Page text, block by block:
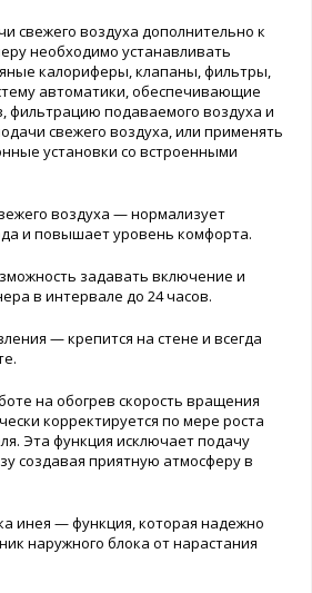
свежего воздуха дополнительно к
необходимо устанавливать
калориферы, клапаны, фильтры,
автоматики, обеспечивающие
фильтрацию подаваемого воздуха и
свежего воздуха, или применять
установки со встроенными
воздуха — нормализует
и повышает уровень комфорта.
задавать включение и
в интервале до 24 часов.
— крепится на стене и всегда
на обогрев скорость вращения
корректируется по мере роста
Эта функция исключает подачу
создавая приятную атмосферу в
инея — функция, которая надежно
наружного блока от нарастания